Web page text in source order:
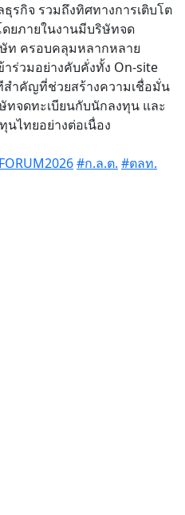
รกิจ รวมถึงทิศทางการเติบโต
ยภายในงานมีบริษัทจด
ท ครอบคลุมหลากหลาย
ร่วมอย่างคับคั่งทั้ง On-site
สำคัญที่ช่วยสร้างความเชื่อมั่น
ทจดทะเบียนกับนักลงทุน และ
ไทยอย่างต่อเนื่อง
#ก.ล.ต. #ตลท.